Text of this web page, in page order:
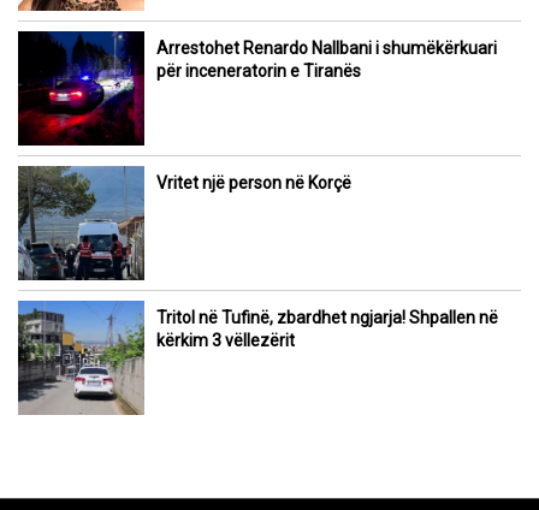
Arrestohet Renardo Nallbani i shumëkërkuari
për inceneratorin e Tiranës
Vritet një person në Korçë
Tritol në Tufinë, zbardhet ngjarja! Shpallen në
kërkim 3 vëllezërit